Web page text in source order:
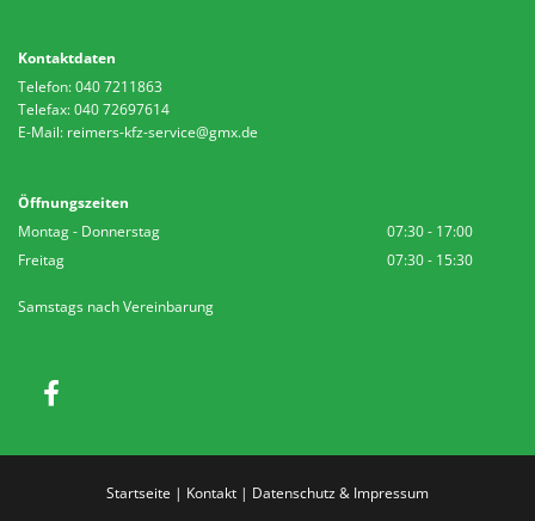
Kontaktdaten
Telefon:040 7211863
Telefax: 040 72697614
E-Mail: reimers-kfz-service@gmx.de
Öffnungszeiten
Montag - Donnerstag
07:30 - 17:00
Freitag
07:30 - 15:30
Samstags nach Vereinbarung
Startseite | Kontakt | Datenschutz & Impressum